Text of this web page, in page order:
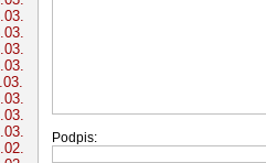
Podpis: